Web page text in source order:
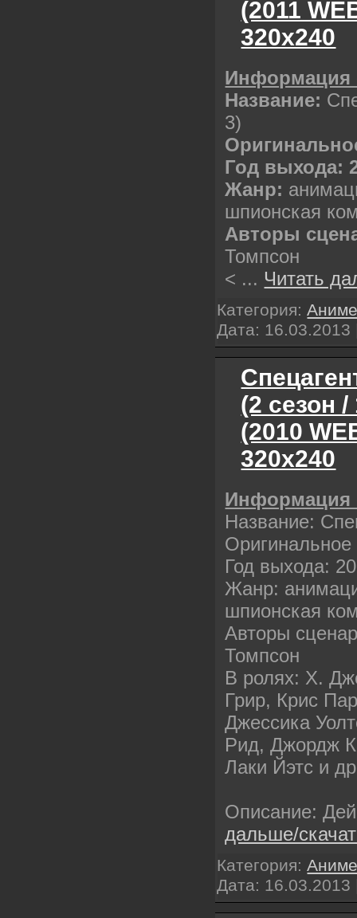
(2011
320х240
Название:
3)
Год выхода:
Жанр:
шпионская
Авторы
Томпсон
< ... Читать
Категория:
Дата: 16.03.2013
(2 сезон
(2010
320х240
Название:
Год выхода:
Жанр:
шпионская
Авторы
Томпсон
В ролях: Х.
Грир, Крис
Джессика
Рид, Джордж
Лаки Йэтс и
Описание:
дальше/
Категория:
Дата: 16.03.2013